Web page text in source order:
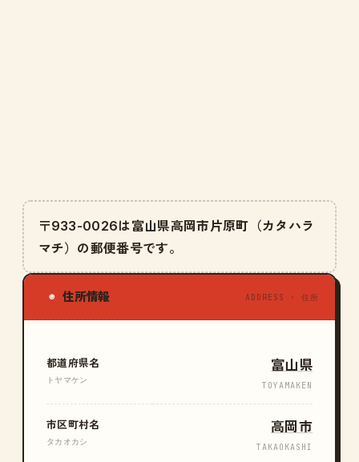
〒933-0026は富山県高岡市片原町（カタハラ
マチ）の郵便番号です。
◉ 住所情報 ADDRESS · 住所
都道府県名
トヤマケン
富山県
TOYAMAKEN
市区町村名
タカオカシ
高岡市
TAKAOKASHI